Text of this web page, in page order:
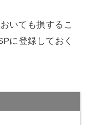
いても損するこ
に登録しておく